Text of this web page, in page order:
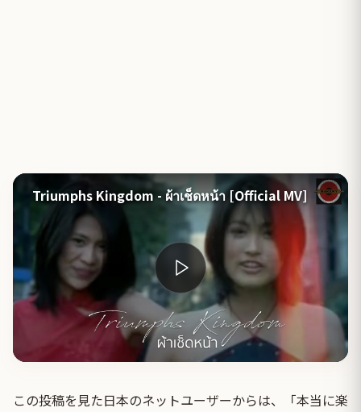
Triumphs Kingdom - ผ้าเช็ดหน้า [Official MV]
この投稿を見た日本のネットユーザーからは、「本当に楽